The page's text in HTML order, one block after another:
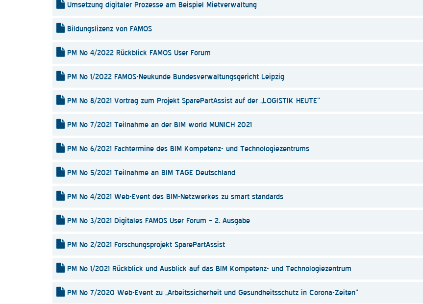
Umsetzung digitaler Prozesse am Beispiel Mietverwaltung
Bildungslizenz von FAMOS
PM No 4/2022 Rückblick FAMOS User Forum
PM No 1/2022 FAMOS-Neukunde Bundesverwaltungsgericht Leipzig
PM No 8/2021 Vortrag zum Projekt SparePartAssist auf der „LOGISTIK HEUTE“
PM No 7/2021 Teilnahme an der BIM world MUNICH 2021
PM No 6/2021 Fachtermine des BIM Kompetenz- und Technologiezentrums
PM No 5/2021 Teilnahme an BIM TAGE Deutschland
PM No 4/2021 Web-Event des BIM-Netzwerkes zu smart standards
PM No 3/2021 Digitales FAMOS User Forum – 2. Ausgabe
PM No 2/2021 Forschungsprojekt SparePartAssist
PM No 1/2021 Rückblick und Ausblick auf das BIM Kompetenz- und Technologiezentrum
PM No 7/2020 Web-Event zu „Arbeitssicherheit und Gesundheitsschutz in Corona-Zeiten“